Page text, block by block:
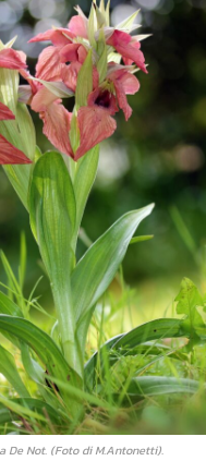
De Not. (Foto di M.Antonetti).